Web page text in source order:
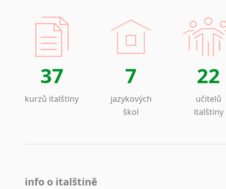
37
kurzů italštiny
7
jazykových
škol
22
učitelů
italštiny
info o italštině